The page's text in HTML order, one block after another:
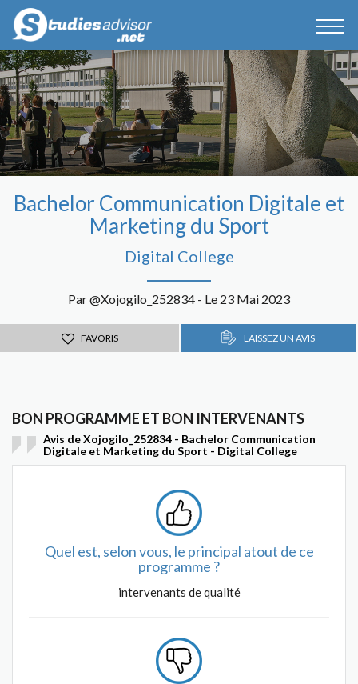
Bachelor Communication Digitale et
Marketing du Sport
Digital College
Par @Xojogilo_252834 - Le 23 Mai 2023
FAVORIS LAISSEZ UN AVIS
BON PROGRAMME ET BON INTERVENANTS
Avis de Xojogilo_252834 - Bachelor Communication
Digitale et Marketing du Sport - Digital College
Quel est, selon vous, le principal atout de ce
programme ?
intervenants de qualité